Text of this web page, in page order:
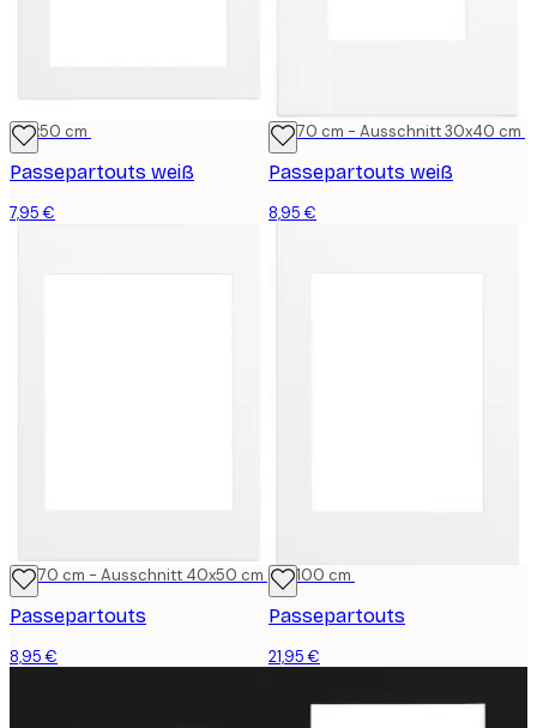
40x50 cm
Passepartouts weiß
7,95 €
50x70 cm - Ausschnitt 30x40 cm
Passepartouts weiß
8,95 €
50x70 cm - Ausschnitt 40x50 cm
Passepartouts
8,95 €
70x100 cm
Passepartouts
21,95 €